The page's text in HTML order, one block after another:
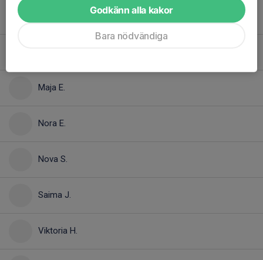
Maja E.
Nora E.
Nova S.
Saima J.
Viktoria H.
Godkänn alla kakor
Bara nödvändiga